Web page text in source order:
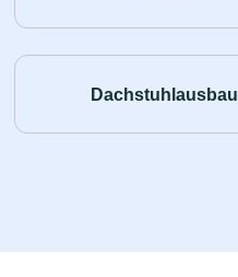
Dachstuhlausbau